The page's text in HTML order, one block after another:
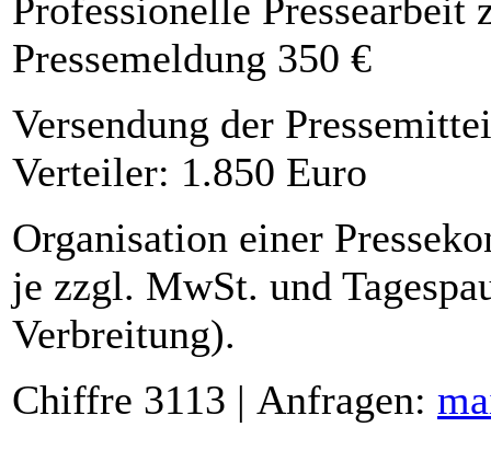
Professionelle Pressearbeit
Pressemeldung 350 €
Versendung der
Verteiler: 1.850 Euro
Organisation einer
je zzgl. MwSt. und
Verbreitung).
Chiffre 3113 | Anfragen: